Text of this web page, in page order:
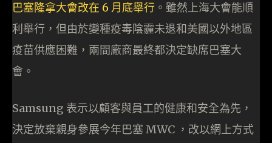
巴塞隆拿大會改在 6 月底舉行 。雖然上海大會能順
利舉行，但由於變種疫毒陰霾未退和美國以外地區
疫苗供應困難，兩間廠商最終都決定缺席巴塞大
會。
Samsung 表示以顧客與員工的健康和安全為先，
決定放棄親身參展今年巴塞 MWC ，改以網上方式